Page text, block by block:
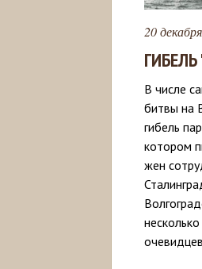
20
В числе
битвы на
гибель
котором
жен